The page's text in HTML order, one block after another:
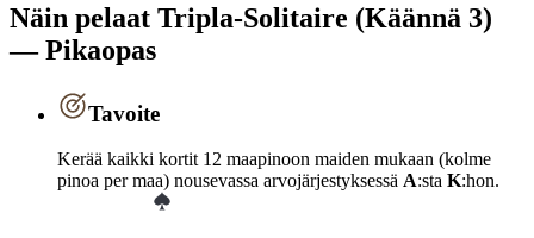
Näin pelaat Tripla-Solitaire (Käännä 3)
— Pikaopas
Tavoite
Kerää kaikki kortit 12 maapinoon maiden mukaan (kolme
pinoa per maa) nousevassa arvojärjestyksessä A:sta K:hon.